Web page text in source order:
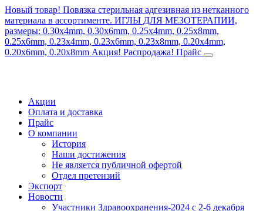
Новый товар! Повязка стерильная адгезивная из нетканного
материала в ассортименте. ИГЛЫ ДЛЯ МЕЗОТЕРАПИИ,
размеры: 0.30x4mm, 0.30x6mm, 0.25x4mm, 0.25x8mm,
0.25x6mm, 0.23x4mm, 0.23x6mm, 0.23x8mm, 0.20x4mm,
0.20x6mm, 0.20x8mm Акция! Распродажа! Прайс
Акции
Оплата и доставка
Прайс
О компании
История
Наши достижения
Не является публичной офертой
Отдел претензий
Экспорт
Новости
Участники Здравоохранения-2024 с 2-6 декабря